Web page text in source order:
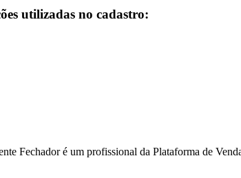
utilizadas no cadastro:
Fechador é um profissional da Plataforma de